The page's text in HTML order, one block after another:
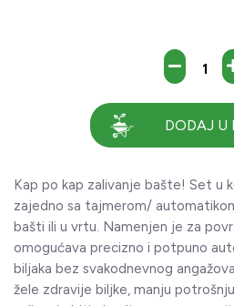
DODAJ U
Kap po kap zalivanje bašte! Set u
zajedno sa tajmerom/
bašti ili u vrtu. Namenjen je za
omogućava precizno i potpuno
biljaka bez svakodnevnog
žele zdravije biljke, manju